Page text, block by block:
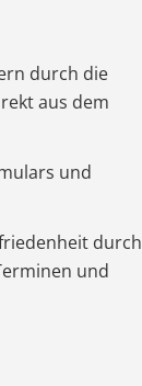
durch die
aus dem
und
durch
und